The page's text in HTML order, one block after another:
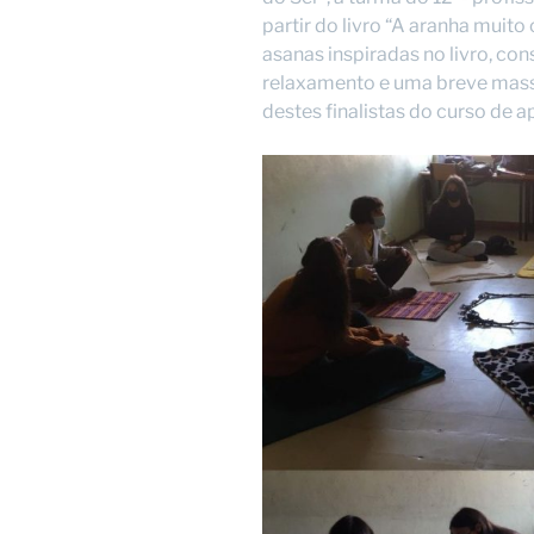
partir do livro “A aranha muito
asanas inspiradas no livro,
relaxamento e uma breve
destes finalistas do curso de